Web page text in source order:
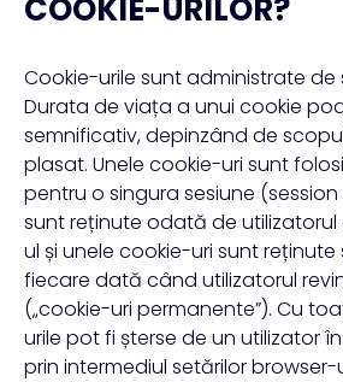
COOKIE-URILOR?
Cookie-urile sunt administrate de
Durata de viața a unui cookie
semnificativ, depinzând de
plasat. Unele cookie-uri sunt
pentru o singura sesiune
sunt reținute odată de
ul și unele cookie-uri sunt reținute
fiecare dată când utilizatorul
(„cookie-uri permanente”). Cu
urile pot fi șterse de un utilizator
prin intermediul setărilor browser-